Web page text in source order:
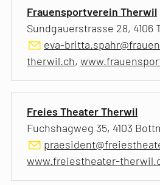
Frauensportverein Therwil
Sundgauerstrasse 28, 4106
eva-
therwil.ch,
Freies Theater Therwil
Fuchshagweg 35, 4103
www.freiestheater-